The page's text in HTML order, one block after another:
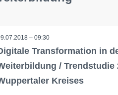
– 09:30
Transformation in
/ Trendstudie
Kreises